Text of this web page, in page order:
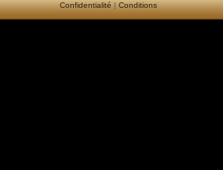
Confidentialité|Conditions